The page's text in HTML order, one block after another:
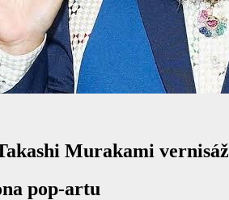
Murakami vernisáž
pop-artu